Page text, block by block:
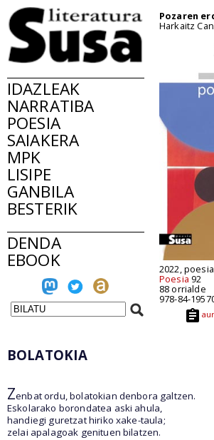
IDAZLEAK
NARRATIBA
POESIA
SAIAKERA
MPK
LISIPE
GANBILA
BESTERIK
DENDA
EBOOK
Pozaren
Harkaitz
2022, poesia
Poesia 92
88 orrialde
978-84-
BOLATOKIA
Zenbat ordu, bolatokian denbora galtzen.
Eskolarako borondatea aski ahula,
handiegi guretzat hiriko xake-taula;
zelai apalagoak genituen bilatzen.